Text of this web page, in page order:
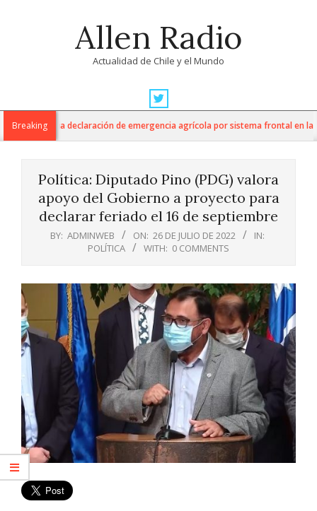
Allen Radio
Actualidad de Chile y el Mundo
Navigation
MenuBreaking
anuncia declaración de emergencia agrícola por sistema frontal en la
Política: Diputado Pino (PDG) valora
apoyo del Gobierno a proyecto para
declarar feriado el 16 de septiembre
BY: ADMINWEB ON: 26 DE JULIO DE 2022
IN:
POLÍTICA
WITH: 0 COMMENTS